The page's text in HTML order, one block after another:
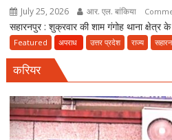
July 25, 2026 आर. एल. बांकिया
सहारनपुर : शुक्रवार की शाम गंगोह थाना
Featured अपराध उत्तर प्रदेश राज्य
करियर